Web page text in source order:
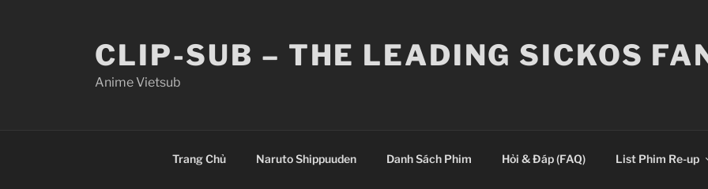
CLIP-SUB – THE LEADING SICKOS
Anime Vietsub
Trang Chủ Naruto Shippuuden Danh Sách Phim Hỏi & Đáp (FAQ) List Phim Re-up